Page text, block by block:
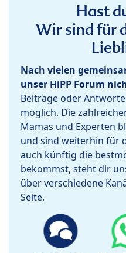
Hast
Wir sind für
Nach vielen
unser HiPP Forum
Beiträge oder
möglich. Die
Mamas und Experten
und sind weiterhin für
auch künftig die
bekommst, steht dir
über verschiedene
Seite.